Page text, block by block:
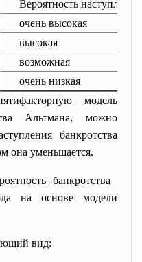
Вероятность
очень высокая
высокая
возможная
очень низкая
модель
Альтмана, можно
банкротства
она уменьшается.
банкротства
на основе модели
вид: